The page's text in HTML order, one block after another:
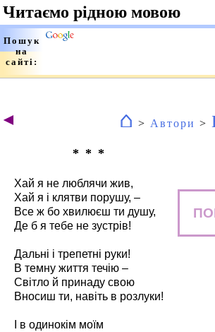
◄ ⌂ > Автори >
* * *
Хай я не люблячи жив,
Хай я і клятви порушу, –
Все ж бо хвилюєш ти душу,
Де б я тебе не зустрів!
Дальні і трепетні руки!
В темну життя течію –
Світло й принаду свою
Вносиш ти, навіть в розлуки!
І в одинокім моїм